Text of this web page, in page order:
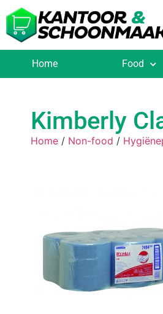
Home Food
Kimberly
Home / Non-food /